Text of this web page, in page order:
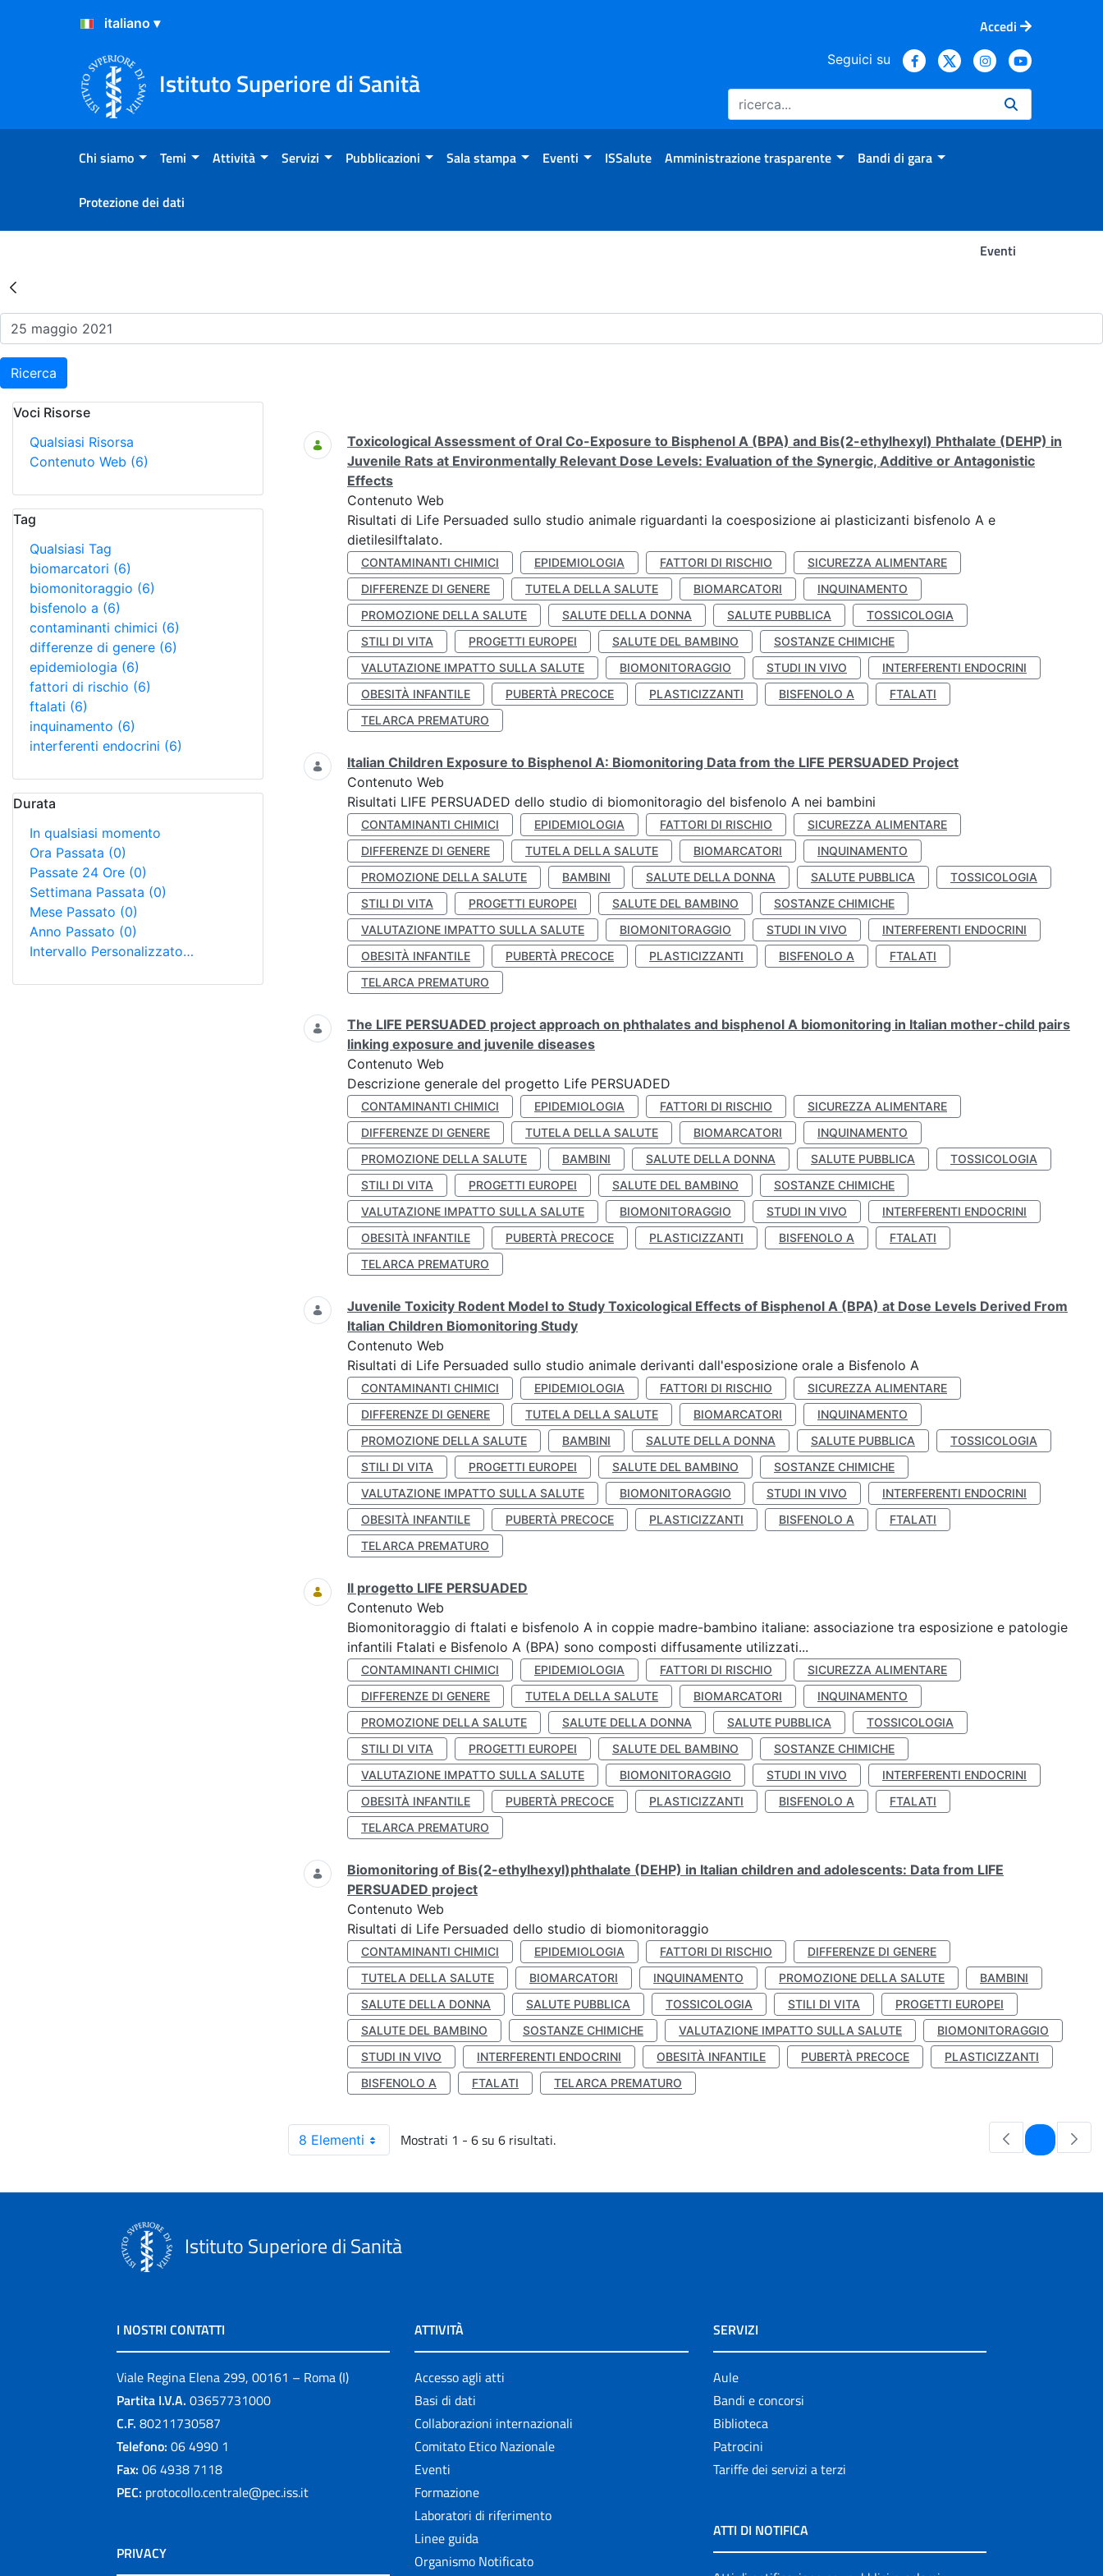
Salta al Contenuto
Salta al Footer
Accedi
Istituto Superiore di Sanità
Seguici su
Chi siamo Temi Attività Servizi Pubblicazioni Sala stampa Eventi ISSalute Amministrazione trasparente Bandi di gara
Protezione dei dati
Eventi
Risultati della Ricerca - Eventi
Ricerca
Voci Risorse
Qualsiasi Risorsa
Contenuto Web (6)
Tag
Qualsiasi Tag
biomarcatori (6)
biomonitoraggio (6)
bisfenolo a (6)
contaminanti chimici (6)
differenze di genere (6)
epidemiologia (6)
fattori di rischio (6)
ftalati (6)
inquinamento (6)
interferenti endocrini (6)
Durata
In qualsiasi momento
Ora Passata (0)
Passate 24 Ore (0)
Settimana Passata (0)
Mese Passato (0)
Anno Passato (0)
Intervallo Personalizzato…
Ricerca
Toxicological Assessment of Oral Co-Exposure to Bisphenol A (BPA) and Bis(2-ethylhexyl) Phthalate (DEHP) in
Juvenile Rats at Environmentally Relevant Dose Levels: Evaluation of the Synergic, Additive or Antagonistic
Effects
Contenuto Web
Risultati di Life Persuaded sullo studio animale riguardanti la coesposizione ai plasticizanti bisfenolo A e
dietilesilftalato.
CONTAMINANTI CHIMICI EPIDEMIOLOGIA FATTORI DI RISCHIO
SICUREZZA ALIMENTARE
DIFFERENZE DI GENERE
TUTELA DELLA SALUTE BIOMARCATORI
INQUINAMENTO
PROMOZIONE DELLA SALUTE
SALUTE DELLA DONNA SALUTE PUBBLICA
TOSSICOLOGIA
STILI DI VITA
PROGETTI EUROPEI SALUTE DEL BAMBINO
SOSTANZE CHIMICHE
VALUTAZIONE IMPATTO SULLA SALUTE
BIOMONITORAGGIO STUDI IN VIVO
INTERFERENTI ENDOCRINI
OBESITÀ INFANTILE
PUBERTÀ PRECOCE PLASTICIZZANTI BISFENOLO A
FTALATI
TELARCA PREMATURO
Italian Children Exposure to Bisphenol A: Biomonitoring Data from the LIFE PERSUADED Project
Contenuto Web
Risultati LIFE PERSUADED dello studio di biomonitoragio del bisfenolo A nei bambini
CONTAMINANTI CHIMICI EPIDEMIOLOGIA FATTORI DI RISCHIO
SICUREZZA ALIMENTARE
DIFFERENZE DI GENERE
TUTELA DELLA SALUTE BIOMARCATORI
INQUINAMENTO
PROMOZIONE DELLA SALUTE
BAMBINI SALUTE DELLA DONNA SALUTE PUBBLICA
TOSSICOLOGIA
STILI DI VITA
PROGETTI EUROPEI SALUTE DEL BAMBINO
SOSTANZE CHIMICHE
VALUTAZIONE IMPATTO SULLA SALUTE
BIOMONITORAGGIO STUDI IN VIVO
INTERFERENTI ENDOCRINI
OBESITÀ INFANTILE
PUBERTÀ PRECOCE PLASTICIZZANTI BISFENOLO A
FTALATI
TELARCA PREMATURO
The LIFE PERSUADED project approach on phthalates and bisphenol A biomonitoring in Italian mother-child pairs
linking exposure and juvenile diseases
Contenuto Web
Descrizione generale del progetto Life PERSUADED
CONTAMINANTI CHIMICI EPIDEMIOLOGIA FATTORI DI RISCHIO
SICUREZZA ALIMENTARE
DIFFERENZE DI GENERE
TUTELA DELLA SALUTE BIOMARCATORI
INQUINAMENTO
PROMOZIONE DELLA SALUTE
BAMBINI SALUTE DELLA DONNA SALUTE PUBBLICA
TOSSICOLOGIA
STILI DI VITA
PROGETTI EUROPEI SALUTE DEL BAMBINO
SOSTANZE CHIMICHE
VALUTAZIONE IMPATTO SULLA SALUTE
BIOMONITORAGGIO STUDI IN VIVO
INTERFERENTI ENDOCRINI
OBESITÀ INFANTILE
PUBERTÀ PRECOCE PLASTICIZZANTI BISFENOLO A
FTALATI
TELARCA PREMATURO
Juvenile Toxicity Rodent Model to Study Toxicological Effects of Bisphenol A (BPA) at Dose Levels Derived From
Italian Children Biomonitoring Study
Contenuto Web
Risultati di Life Persuaded sullo studio animale derivanti dall'esposizione orale a Bisfenolo A
CONTAMINANTI CHIMICI EPIDEMIOLOGIA FATTORI DI RISCHIO
SICUREZZA ALIMENTARE
DIFFERENZE DI GENERE
TUTELA DELLA SALUTE BIOMARCATORI
INQUINAMENTO
PROMOZIONE DELLA SALUTE
BAMBINI SALUTE DELLA DONNA SALUTE PUBBLICA
TOSSICOLOGIA
STILI DI VITA
PROGETTI EUROPEI SALUTE DEL BAMBINO
SOSTANZE CHIMICHE
VALUTAZIONE IMPATTO SULLA SALUTE
BIOMONITORAGGIO STUDI IN VIVO
INTERFERENTI ENDOCRINI
OBESITÀ INFANTILE
PUBERTÀ PRECOCE PLASTICIZZANTI BISFENOLO A
FTALATI
TELARCA PREMATURO
Il progetto LIFE PERSUADED
Contenuto Web
Biomonitoraggio di ftalati e bisfenolo A in coppie madre-bambino italiane: associazione tra esposizione e patologie
infantili Ftalati e Bisfenolo A (BPA) sono composti diffusamente utilizzati...
CONTAMINANTI CHIMICI EPIDEMIOLOGIA FATTORI DI RISCHIO
SICUREZZA ALIMENTARE
DIFFERENZE DI GENERE
TUTELA DELLA SALUTE BIOMARCATORI
INQUINAMENTO
PROMOZIONE DELLA SALUTE
SALUTE DELLA DONNA SALUTE PUBBLICA
TOSSICOLOGIA
STILI DI VITA
PROGETTI EUROPEI SALUTE DEL BAMBINO
SOSTANZE CHIMICHE
VALUTAZIONE IMPATTO SULLA SALUTE
BIOMONITORAGGIO STUDI IN VIVO
INTERFERENTI ENDOCRINI
OBESITÀ INFANTILE
PUBERTÀ PRECOCE PLASTICIZZANTI BISFENOLO A
FTALATI
TELARCA PREMATURO
Biomonitoring of Bis(2-ethylhexyl)phthalate (DEHP) in Italian children and adolescents: Data from LIFE
PERSUADED project
Contenuto Web
Risultati di Life Persuaded dello studio di biomonitoraggio
CONTAMINANTI CHIMICI EPIDEMIOLOGIA FATTORI DI RISCHIO
DIFFERENZE DI GENERE
TUTELA DELLA SALUTE
BIOMARCATORI INQUINAMENTO PROMOZIONE DELLA SALUTE
BAMBINI
SALUTE DELLA DONNA
SALUTE PUBBLICA TOSSICOLOGIA STILI DI VITA
PROGETTI EUROPEI
SALUTE DEL BAMBINO
SOSTANZE CHIMICHE VALUTAZIONE IMPATTO SULLA SALUTE
BIOMONITORAGGIO
STUDI IN VIVO
INTERFERENTI ENDOCRINI OBESITÀ INFANTILE PUBERTÀ PRECOCE
PLASTICIZZANTI
BISFENOLO A
FTALATI TELARCA PREMATURO
8 Elementi Mostrati 1 - 6 su 6 risultati. Pagina
Istituto Superiore di Sanità
I NOSTRI CONTATTI
Viale Regina Elena 299, 00161 – Roma (I)
Partita I.V.A. 03657731000
C.F. 80211730587
Telefono: 06 4990 1
Fax: 06 4938 7118
PEC: protocollo.centrale@pec.iss.it
PRIVACY
ATTIVITÀ
Accesso agli atti
Basi di dati
Collaborazioni internazionali
Comitato Etico Nazionale
Eventi
Formazione
Laboratori di riferimento
Linee guida
Organismo Notificato
SERVIZI
Aule
Bandi e concorsi
Biblioteca
Patrocini
Tariffe dei servizi a terzi
ATTI DI NOTIFICA